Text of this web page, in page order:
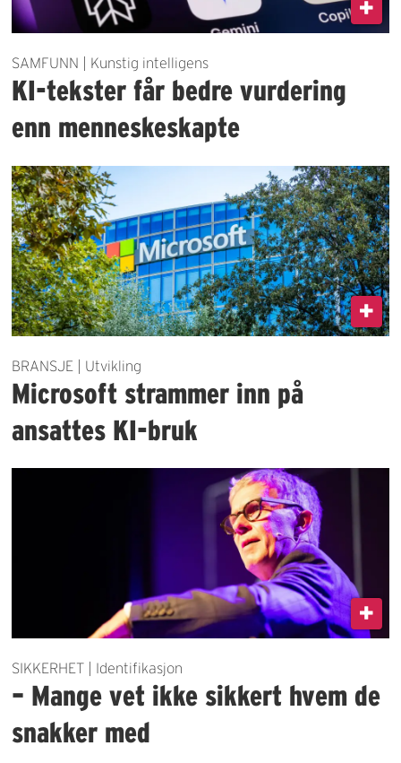
SAMFUNN | Kunstig intelligens
KI-tekster får bedre vurdering
enn menneskeskapte
BRANSJE | Utvikling
Microsoft strammer inn på
ansattes KI-bruk
SIKKERHET | Identifikasjon
– Mange vet ikke sikkert hvem de
snakker med